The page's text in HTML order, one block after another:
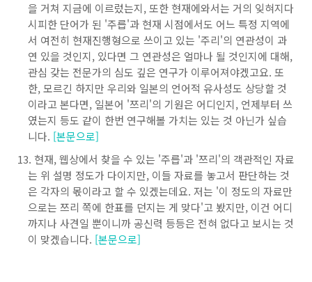
을 거쳐 지금에 이르렀는지, 또한 현재에와서는 거의 잊혀지다
시피한 단어가 된 '주릅'과 현재 시점에서도 어느 특정 지역에
서 여전히 현재진행형으로 쓰이고 있는 '주리'의 연관성이 과
연 있을 것인지, 있다면 그 연관성은 얼마나 될 것인지에 대해,
관심 갖는 전문가의 심도 깊은 연구가 이루어져야겠고요. 또
한, 모르긴 하지만 우리와 일본의 언어적 유사성도 상당할 것
이라고 본다면, 일본어 '쯔리'의 기원은 어디인지, 언제부터 쓰
였는지 등도 같이 한번 연구해볼 가치는 있는 것 아닌가 싶습
니다. [본문으로]
현재, 웹상에서 찾을 수 있는 '주릅'과 '쯔리'의 객관적인 자료
는 위 설명 정도가 다이지만, 이들 자료를 놓고서 판단하는 것
은 각자의 몫이라고 할 수 있겠는데요. 저는 '이 정도의 자료만
으로는 쯔리 쪽에 한표를 던지는 게 맞다'고 봤지만, 이건 어디
까지나 사견일 뿐이니까 공신력 등등은 전혀 없다고 보시는 것
이 맞겠습니다. [본문으로]